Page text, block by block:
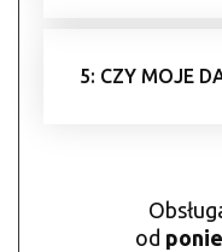
5: CZY MOJE
od